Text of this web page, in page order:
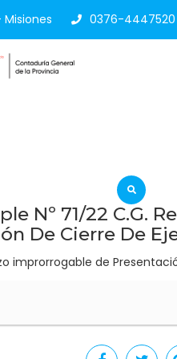
Misiones 0376-4447520
Nº 71/22 C.G.
De Cierre De
improrrogable de